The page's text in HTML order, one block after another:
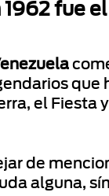
1962 fue
que
el Fiesta
de
alguna,